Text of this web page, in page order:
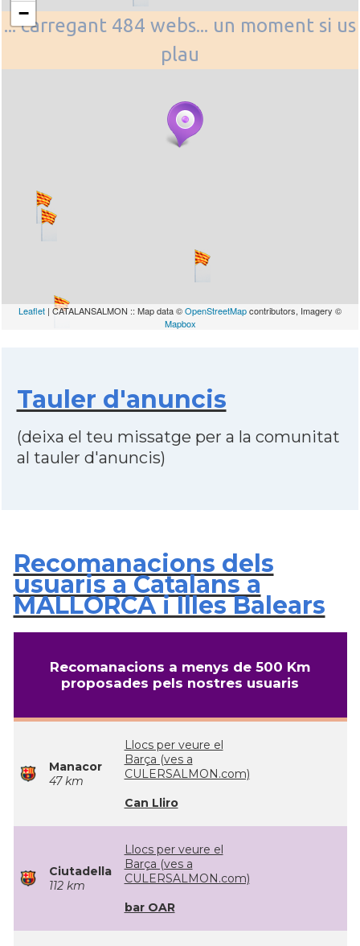
... carregant 484 webs... un moment si us
plau
−
Leaflet | CATALANSALMON :: Map data ©OpenStreetMapcontributors, Imagery ©
Mapbox
Tauler d'anuncis
(deixa el teu missatge per a la comunitat
al tauler d'anuncis)
Recomanacions dels
usuaris a Catalans a
MALLORCA i Illes Balears
Recomanacions a menys de 500 Km
proposades pels nostres usuaris
Manacor
47 km
Llocs per veure el
Barça (ves a
CULERSALMON.com)
Can Lliro
Ciutadella
112 km
Llocs per veure el
Barça (ves a
CULERSALMON.com)
bar OAR